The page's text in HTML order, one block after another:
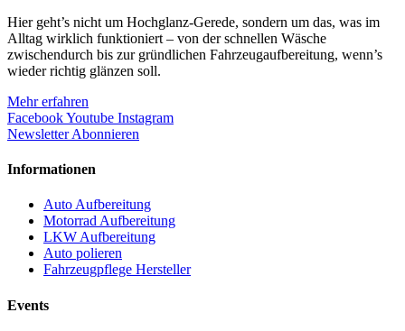
Hier geht’s nicht um Hochglanz-Gerede, sondern um das, was im
Alltag wirklich funktioniert – von der schnellen Wäsche
zwischendurch bis zur gründlichen Fahrzeugaufbereitung, wenn’s
wieder richtig glänzen soll.
Mehr erfahren
FacebookYoutube Instagram
Newsletter Abonnieren
Informationen
Auto Aufbereitung
Motorrad Aufbereitung
LKW Aufbereitung
Auto polieren
Fahrzeugpflege Hersteller
Events